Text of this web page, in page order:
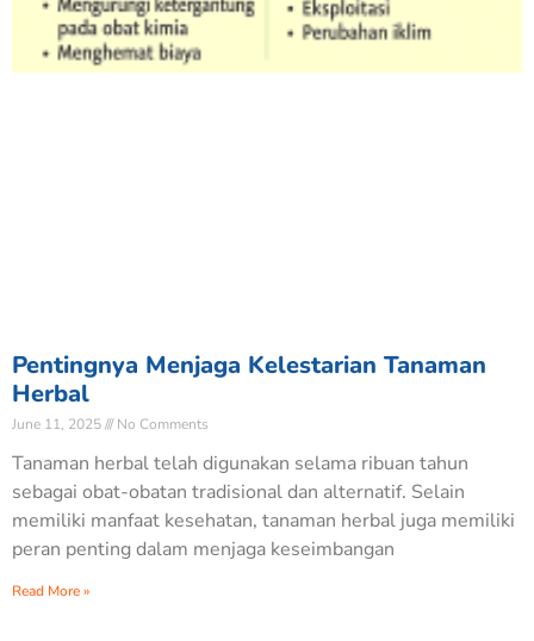
Pentingnya Menjaga Kelestarian Tanaman
Herbal
June 11, 2025 No Comments
Tanaman herbal telah digunakan selama ribuan tahun
sebagai obat-obatan tradisional dan alternatif. Selain
memiliki manfaat kesehatan, tanaman herbal juga memiliki
peran penting dalam menjaga keseimbangan
Read More »